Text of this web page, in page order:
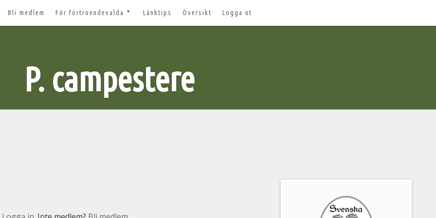
lösenord?
Bli medlem För förtroendevalda
Dokument för
förtroendevalda
Lägg till aktivitet
Länktips Översikt Logga ut
P. campestere